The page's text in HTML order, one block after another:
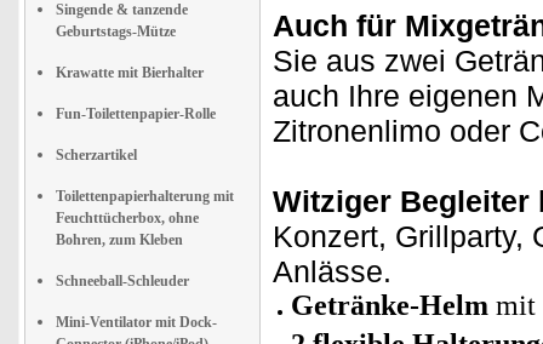
Singende & tanzende
Geburtstags-Mütze
Krawatte mit Bierhalter
Fun-Toilettenpapier-Rolle
Scherzartikel
Toilettenpapierhalterung mit
Feuchttücherbox, ohne
Bohren, zum Kleben
Schneeball-Schleuder
Mini-Ventilator mit Dock-
Auch für
Sie aus zwei
auch Ihre eigenen
Zitronenlimo oder
Witziger Begleiter
Konzert, Grillparty,
Anlässe.
Getränke-Helm mit